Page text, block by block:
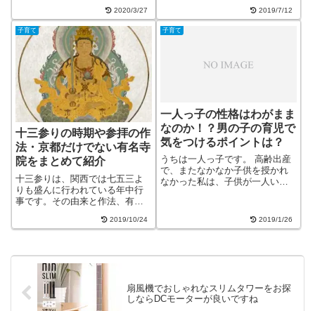
で作ることもできますよ。 折り
紙で作ったてるてる坊主は 壁や
コルクボードなどに貼り付ける
ことが...
2020/3/27
った頃、夫の実家に帰省すると
なると必要なものが増えますよ
ね。夫の実家で離乳食を作るの
行きたいけど、方...
2019/7/12
子育て
十三参りの時期や参拝の作
法・京都だけでない有名寺
院をまとめて紹介
十三参りは、関西では七五三よ
りも盛んに行われている年中行
事です。その由来と作法、有名
とは？ 由来と時期数え年13歳
と、これから益々知恵と福徳を
授かるように虚空...
2019/10/24
子育て
一人っ子の性格はわがまま
なのか！？男の子の育児で
気をつけるポイントは？
うちは一人っ子です。 高齢出産
で、またなかなか子供を授かれ
なかった私は、子供が一人いる
「もう一人頑張るんでしょ？一
人っ子はかわいそうだもんね」
2019/1/26
扇風機でおしゃれなスリムタワーをお探
しならDCモーターが良いですね